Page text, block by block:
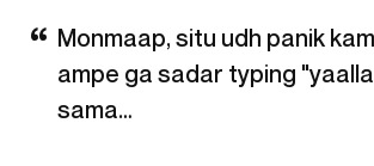
Monmaap, situ udh panik
ampe ga sadar typing
sama…